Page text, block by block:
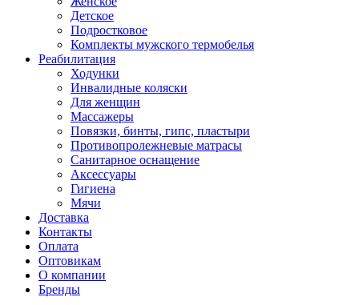
Детское
Подростковое
Комплекты мужского термобелья
Реабилитация
Ходунки
Инвалидные коляски
Для женщин
Массажеры
Повязки, бинты, гипс, пластыри
Противопролежневые матрасы
Санитарное оснащение
Аксессуары
Гигиена
Мячи
Доставка
Контакты
Оплата
Оптовикам
О компании
Бренды